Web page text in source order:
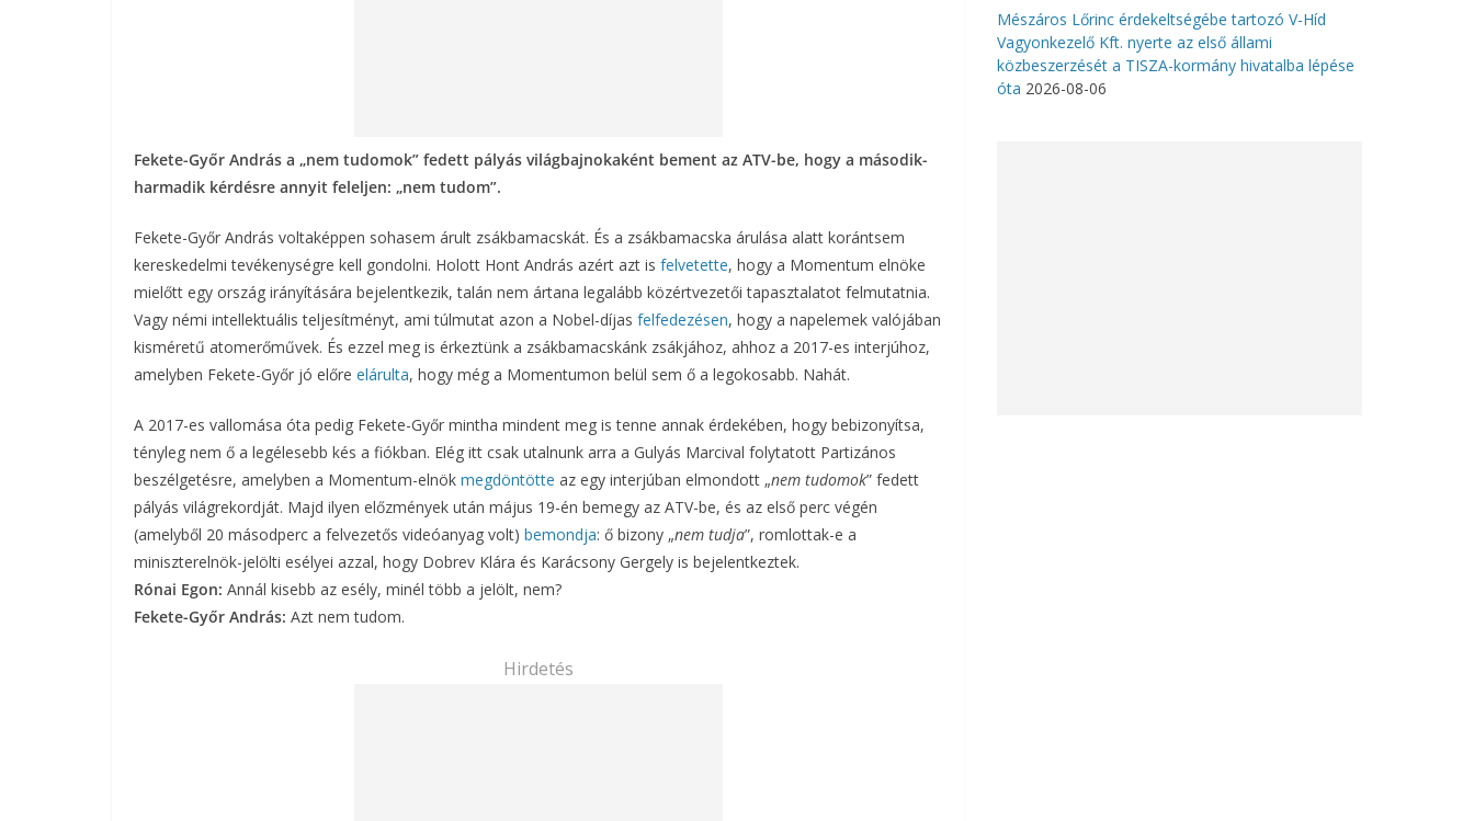
Fekete-Győr András a „nem tudomok” fedett pályás világbajnokaként bement az ATV-be, hogy a második-
harmadik kérdésre annyit feleljen: „nem tudom”.
Fekete-Győr András voltaképpen sohasem árult zsákbamacskát. És a zsákbamacska árulása alatt korántsem
kereskedelmi tevékenységre kell gondolni. Holott Hont András azért azt is felvetette, hogy a Momentum elnöke
mielőtt egy ország irányítására bejelentkezik, talán nem ártana legalább közértvezetői tapasztalatot felmutatnia.
Vagy némi intellektuális teljesítményt, ami túlmutat azon a Nobel-díjas felfedezésen, hogy a napelemek valójában
kisméretű atomerőművek. És ezzel meg is érkeztünk a zsákbamacskánk zsákjához, ahhoz a 2017-es interjúhoz,
amelyben Fekete-Győr jó előre elárulta, hogy még a Momentumon belül sem ő a legokosabb. Nahát.
A 2017-es vallomása óta pedig Fekete-Győr mintha mindent meg is tenne annak érdekében, hogy bebizonyítsa,
tényleg nem ő a legélesebb kés a fiókban. Elég itt csak utalnunk arra a Gulyás Marcival folytatott Partizános
beszélgetésre, amelyben a Momentum-elnök megdöntötte az egy interjúban elmondott „nem tudomok” fedett
pályás világrekordját. Majd ilyen előzmények után május 19-én bemegy az ATV-be, és az első perc végén
(amelyből 20 másodperc a felvezetős videóanyag volt) bemondja: ő bizony „nem tudja”, romlottak-e a
miniszterelnök-jelölti esélyei azzal, hogy Dobrev Klára és Karácsony Gergely is bejelentkeztek.
Rónai Egon: Annál kisebb az esély, minél több a jelölt, nem?
Fekete-Győr András: Azt nem tudom.
Hirdetés
Mészáros Lőrinc érdekeltségébe tartozó V-Híd
Vagyonkezelő Kft. nyerte az első állami
közbeszerzését a TISZA-kormány hivatalba lépése
óta 2026-08-06